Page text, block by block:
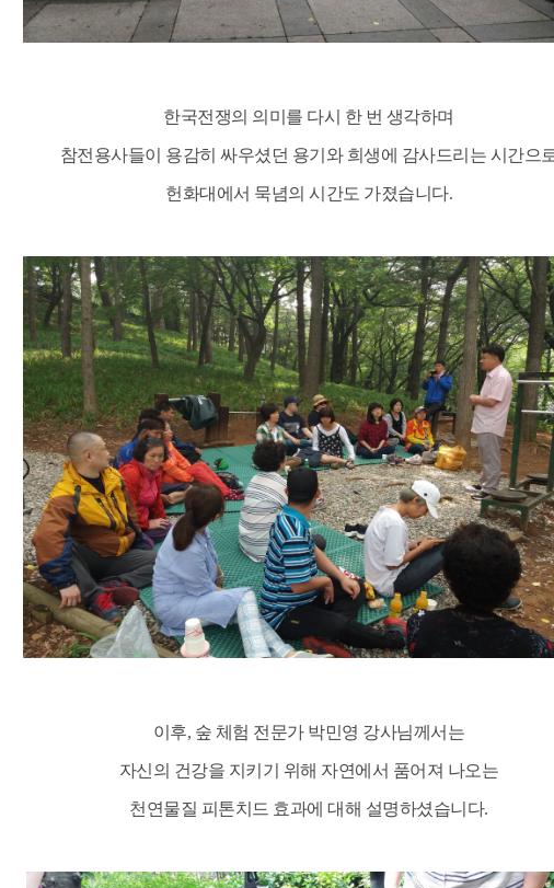
한국전쟁의 의미를 다시 한 번 생각하며
참전용사들이 용감히 싸우셨던 용기와 희생에 감사드리는 시간으
헌화대에서 묵념의 시간도 가졌습니다.
이후, 숲 체험 전문가 박민영 강사님께서는
자신의 건강을 지키기 위해 자연에서 품어져 나오는
천연물질 피톤치드 효과에 대해 설명하셨습니다.